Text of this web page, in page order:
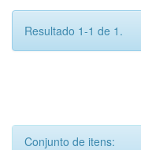
Resultado 1-1 de 1.
Conjunto de itens: